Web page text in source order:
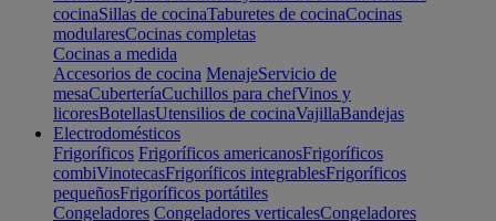
cocinaSillas de cocinaTaburetes de cocinaCocinas
modularesCocinas completas
Cocinas a medida
Accesorios de cocina MenajeServicio de
mesaCuberteríaCuchillos para chefVinos y
licoresBotellasUtensilios de cocinaVajillaBandejas
Electrodomésticos
Frigoríficos Frigoríficos americanosFrigoríficos
combiVinotecasFrigoríficos integrablesFrigoríficos
pequeñosFrigoríficos portátiles
Congeladores Congeladores verticalesCongeladores